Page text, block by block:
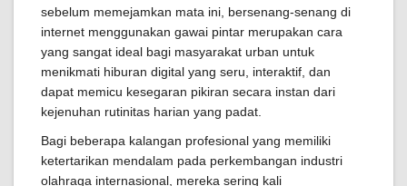
sebelum memejamkan mata ini, bersenang-senang di
internet menggunakan gawai pintar merupakan cara
yang sangat ideal bagi masyarakat urban untuk
menikmati hiburan digital yang seru, interaktif, dan
dapat memicu kesegaran pikiran secara instan dari
kejenuhan rutinitas harian yang padat.
Bagi beberapa kalangan profesional yang memiliki
ketertarikan mendalam pada perkembangan industri
olahraga internasional, mereka sering kali